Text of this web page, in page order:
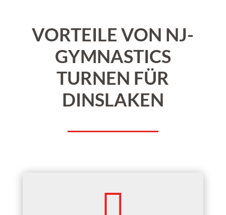
VORTEILE VON NJ-
GYMNASTICS
TURNEN FÜR
DINSLAKEN